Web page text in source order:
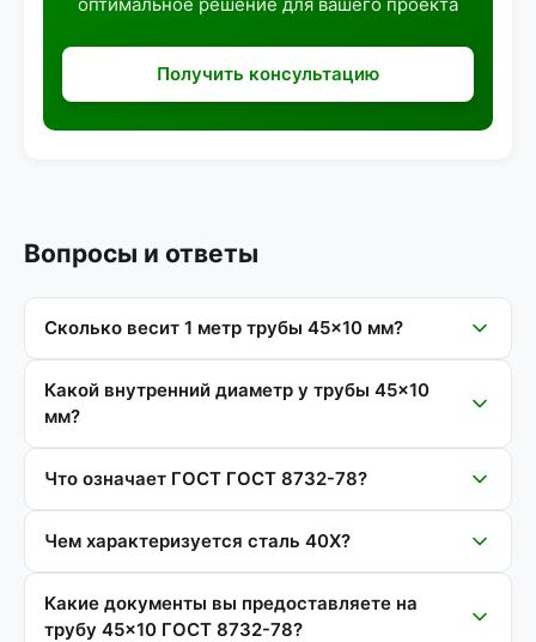
Получить консультацию
Вопросы и ответы
Сколько весит 1 метр трубы 45×10 мм?
Какой внутренний диаметр у трубы 45×10
мм?
Что означает ГОСТ ГОСТ 8732-78?
Чем характеризуется сталь 40Х?
Какие документы вы предоставляете на
трубу 45×10 ГОСТ 8732-78?